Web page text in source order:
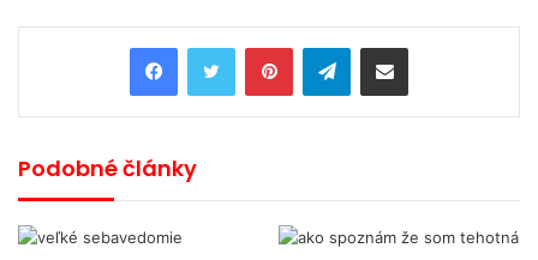
PinterestTelegramShare via Email
Podobné články